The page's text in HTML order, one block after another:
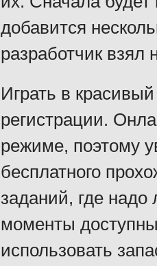
добавится
разработчик взял
Играть в
регистрации.
режиме, поэтому
бесплатного
заданий, где
моменты
использовать